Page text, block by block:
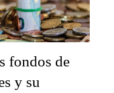
fondos de
y su